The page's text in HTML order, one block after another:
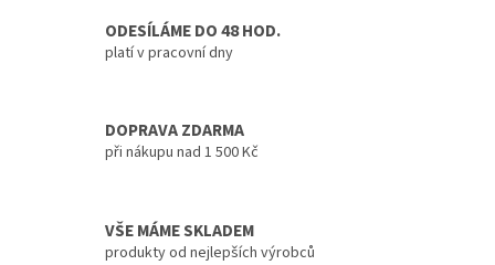
ODESÍLÁME DO 48 HOD.
platí v pracovní dny
DOPRAVA ZDARMA
při nákupu nad 1 500 Kč
VŠE MÁME SKLADEM
produkty od nejlepších výrobců